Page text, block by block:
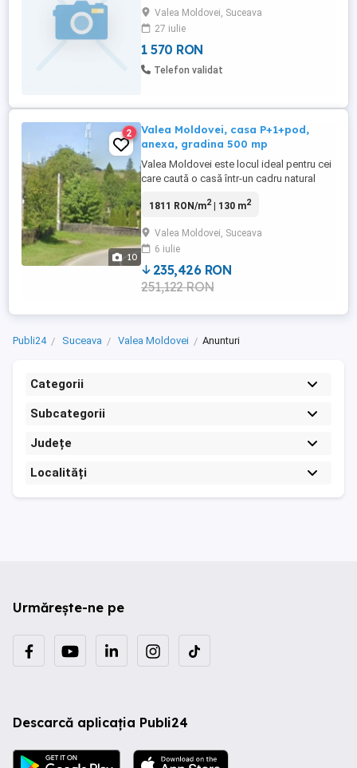
1,9,DEZMEMBRAT MANUAL ACASĂ,
MOTOR +CUTIE
Valea Moldovei, Suceava
27 iulie
1 570 RON
Telefon validat
10
2
Valea Moldovei, casa P+1+pod,
anexa, gradina 500 mp
Valea Moldovei este locul ideal pentru cei
care caută o casă într-un cadru natural
și aproape de masivele Rarău, Călimani și
peisaje montane superbe. Comuna are o
istorie impresionantă, cu situri
arheologice din ...
1811 RON/m2| 130 m2
Valea Moldovei, Suceava
6 iulie
235,426 RON
251,122 RON
Publi24 Suceava Valea Moldovei Anunturi
Categorii
Subcategorii
Județe
Localități
Urmărește-ne pe
Descarcă aplicația Publi24